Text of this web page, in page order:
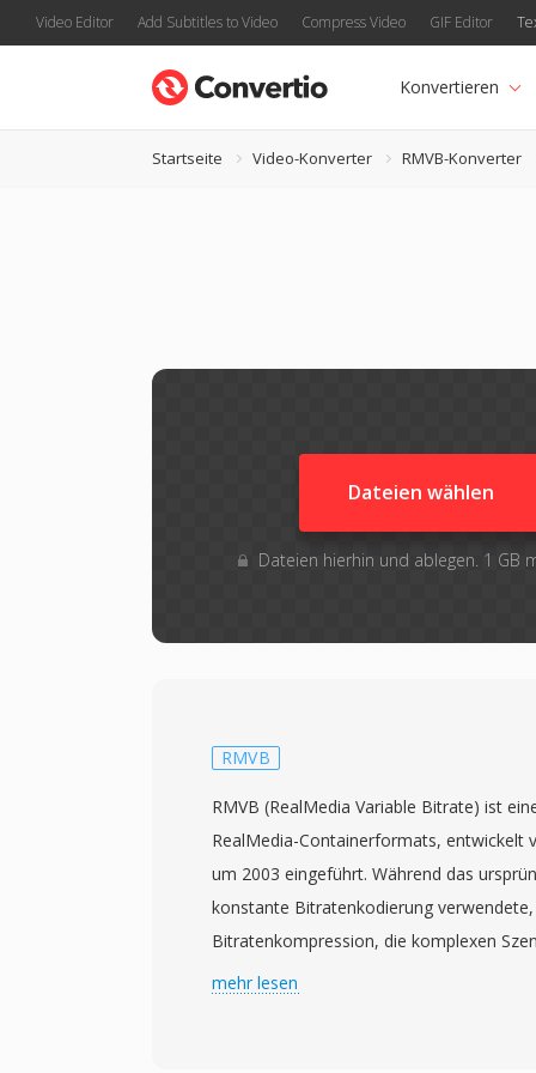
Video Editor Add Subtitles to Video Compress Video GIF Editor
Konvertieren
Startseite Video-Konverter RMVB-Konverter
Dateien wählen
Dateien hierhin und ablegen. 1 GB
RMVB
RMVB (RealMedia Variable Bitrate) ist
RealMedia-Containerformats, entwickelt
um 2003 eingeführt. Während das
konstante Bitratenkodierung
Bitratenkompression, die komplexen
und Details dynamisch mehr Daten
mehr lesen